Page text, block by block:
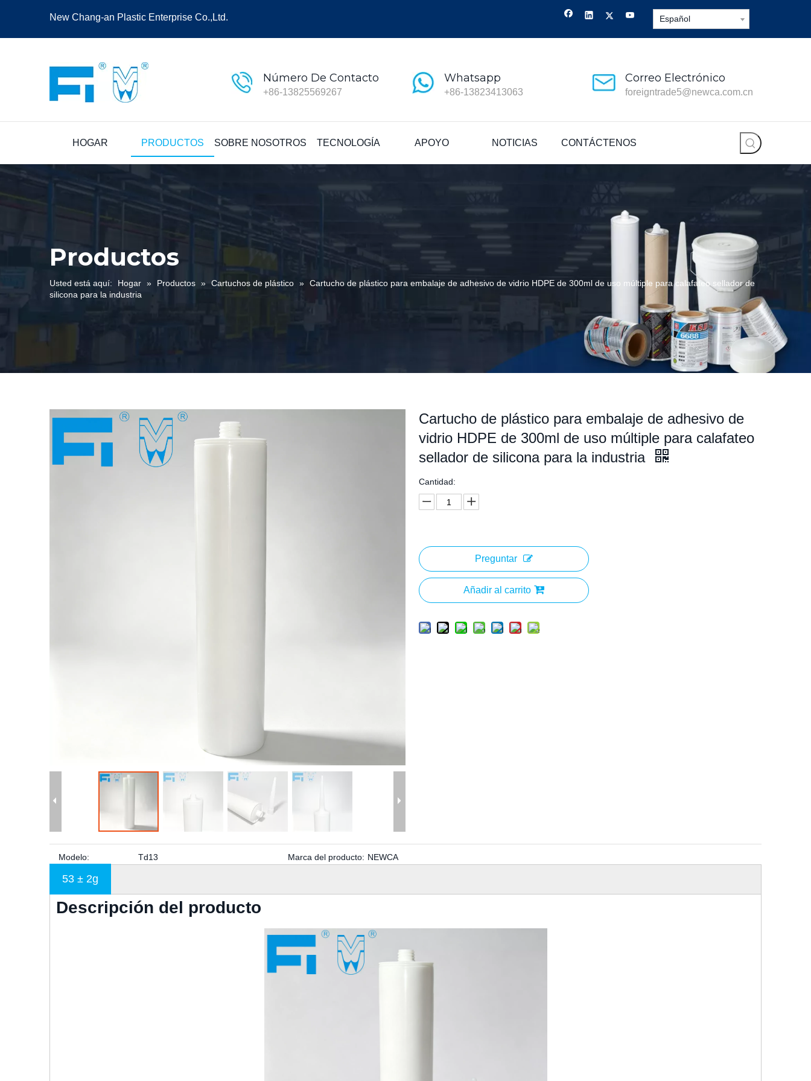
New Chang-an Plastic Enterprise Co.,Ltd. Español
Número De Contacto
+86-13825569267
Whatsapp
+86-13823413063
Correo Electrónico
foreigntrade5@newca.com.cn
HOGAR PRODUCTOS SOBRE NOSOTROS TECNOLOGÍA APOYO NOTICIAS CONTÁCTENOS
Productos
Usted está aquí: Hogar » Productos » Cartuchos de plástico » Cartucho de plástico para embalaje de adhesivo de vidrio HDPE de 300ml de uso múltiple para calafateo sellador de
silicona para la industria
Cartucho de plástico para embalaje de adhesivo de
vidrio HDPE de 300ml de uso múltiple para calafateo
sellador de silicona para la industria
Cantidad:
Preguntar
Añadir al carrito
Modelo: Td13 Marca del producto: NEWCA
53 ± 2g
Descripción del producto